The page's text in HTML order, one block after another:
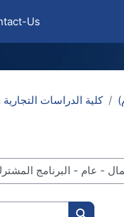
Us
كلية الدراسات التجارية